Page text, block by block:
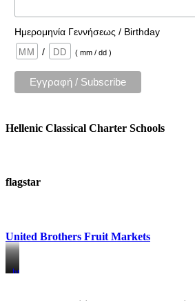
Ημερομηνία Γεννήσεως / Birthday
/
( mm / dd )
Hellenic Classical Charter Schools
flagstar
United Brothers Fruit Markets
https://www.unitedbrothersfruitmarkets.com/
https://www.unitedbrothersfruitmarkets.com/